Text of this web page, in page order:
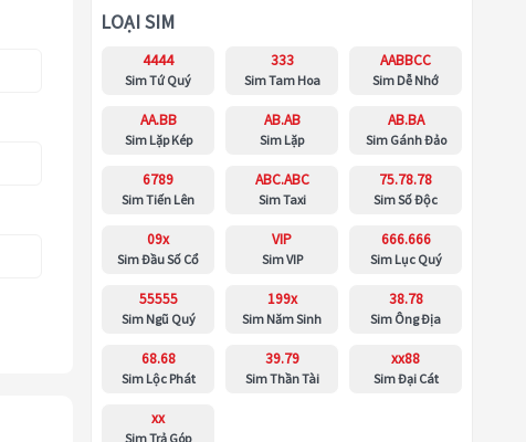
LOẠI SIM
4444
Sim Tứ Quý
333
Sim Tam Hoa
AABBCC
Sim Dễ Nhớ
AA.BB
Sim Lặp Kép
AB.AB
Sim Lặp
AB.BA
Sim Gánh Đảo
6789
Sim Tiến Lên
ABC.ABC
Sim Taxi
75.78.78
Sim Số Độc
09x
Sim Đầu Số Cổ
VIP
Sim VIP
666.666
Sim Lục Quý
55555
Sim Ngũ Quý
199x
Sim Năm Sinh
38.78
Sim Ông Địa
68.68
Sim Lộc Phát
39.79
Sim Thần Tài
xx88
Sim Đại Cát
xx
Sim Trả Góp